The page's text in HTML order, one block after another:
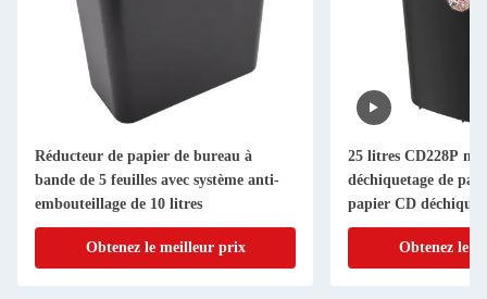
Réducteur de papier de bureau à
bande de 5 feuilles avec système anti-
embouteillage de 10 litres
Obtenez le meilleur prix
25 litres CD228P
déchiquetage de
papier CD
Obtenez le